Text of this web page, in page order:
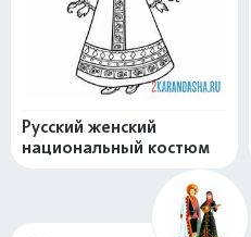
Русский женский
национальный костюм